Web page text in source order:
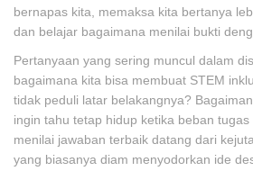
bernapas kita, memaksa kita bertanya
dan belajar bagaimana menilai bukti
Pertanyaan yang sering muncul dalam
bagaimana kita bisa membuat STEM
tidak peduli latar belakangnya?
ingin tahu tetap hidup ketika beban tugas
menilai jawaban terbaik datang dari
yang biasanya diam menyodorkan ide